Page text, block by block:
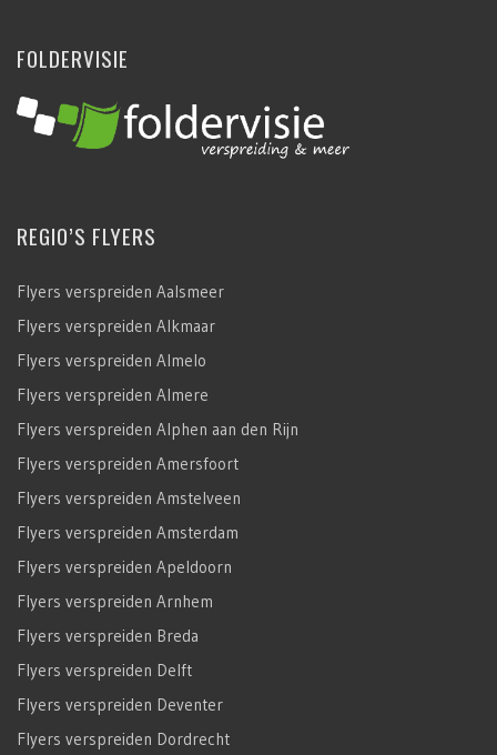
FOLDERVISIE
REGIO’S FLYERS
Flyers verspreiden Aalsmeer
Flyers verspreiden Alkmaar
Flyers verspreiden Almelo
Flyers verspreiden Almere
Flyers verspreiden Alphen aan den Rijn
Flyers verspreiden Amersfoort
Flyers verspreiden Amstelveen
Flyers verspreiden Amsterdam
Flyers verspreiden Apeldoorn
Flyers verspreiden Arnhem
Flyers verspreiden Breda
Flyers verspreiden Delft
Flyers verspreiden Deventer
Flyers verspreiden Dordrecht